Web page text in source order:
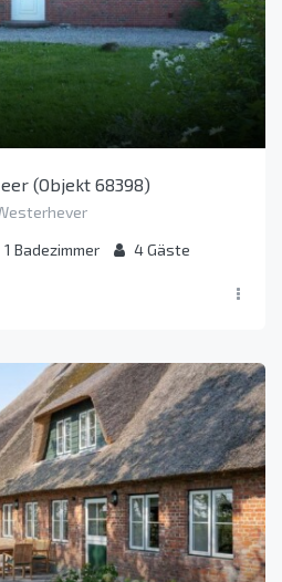
(Objekt 68398)
1 Badezimmer 4Gäste